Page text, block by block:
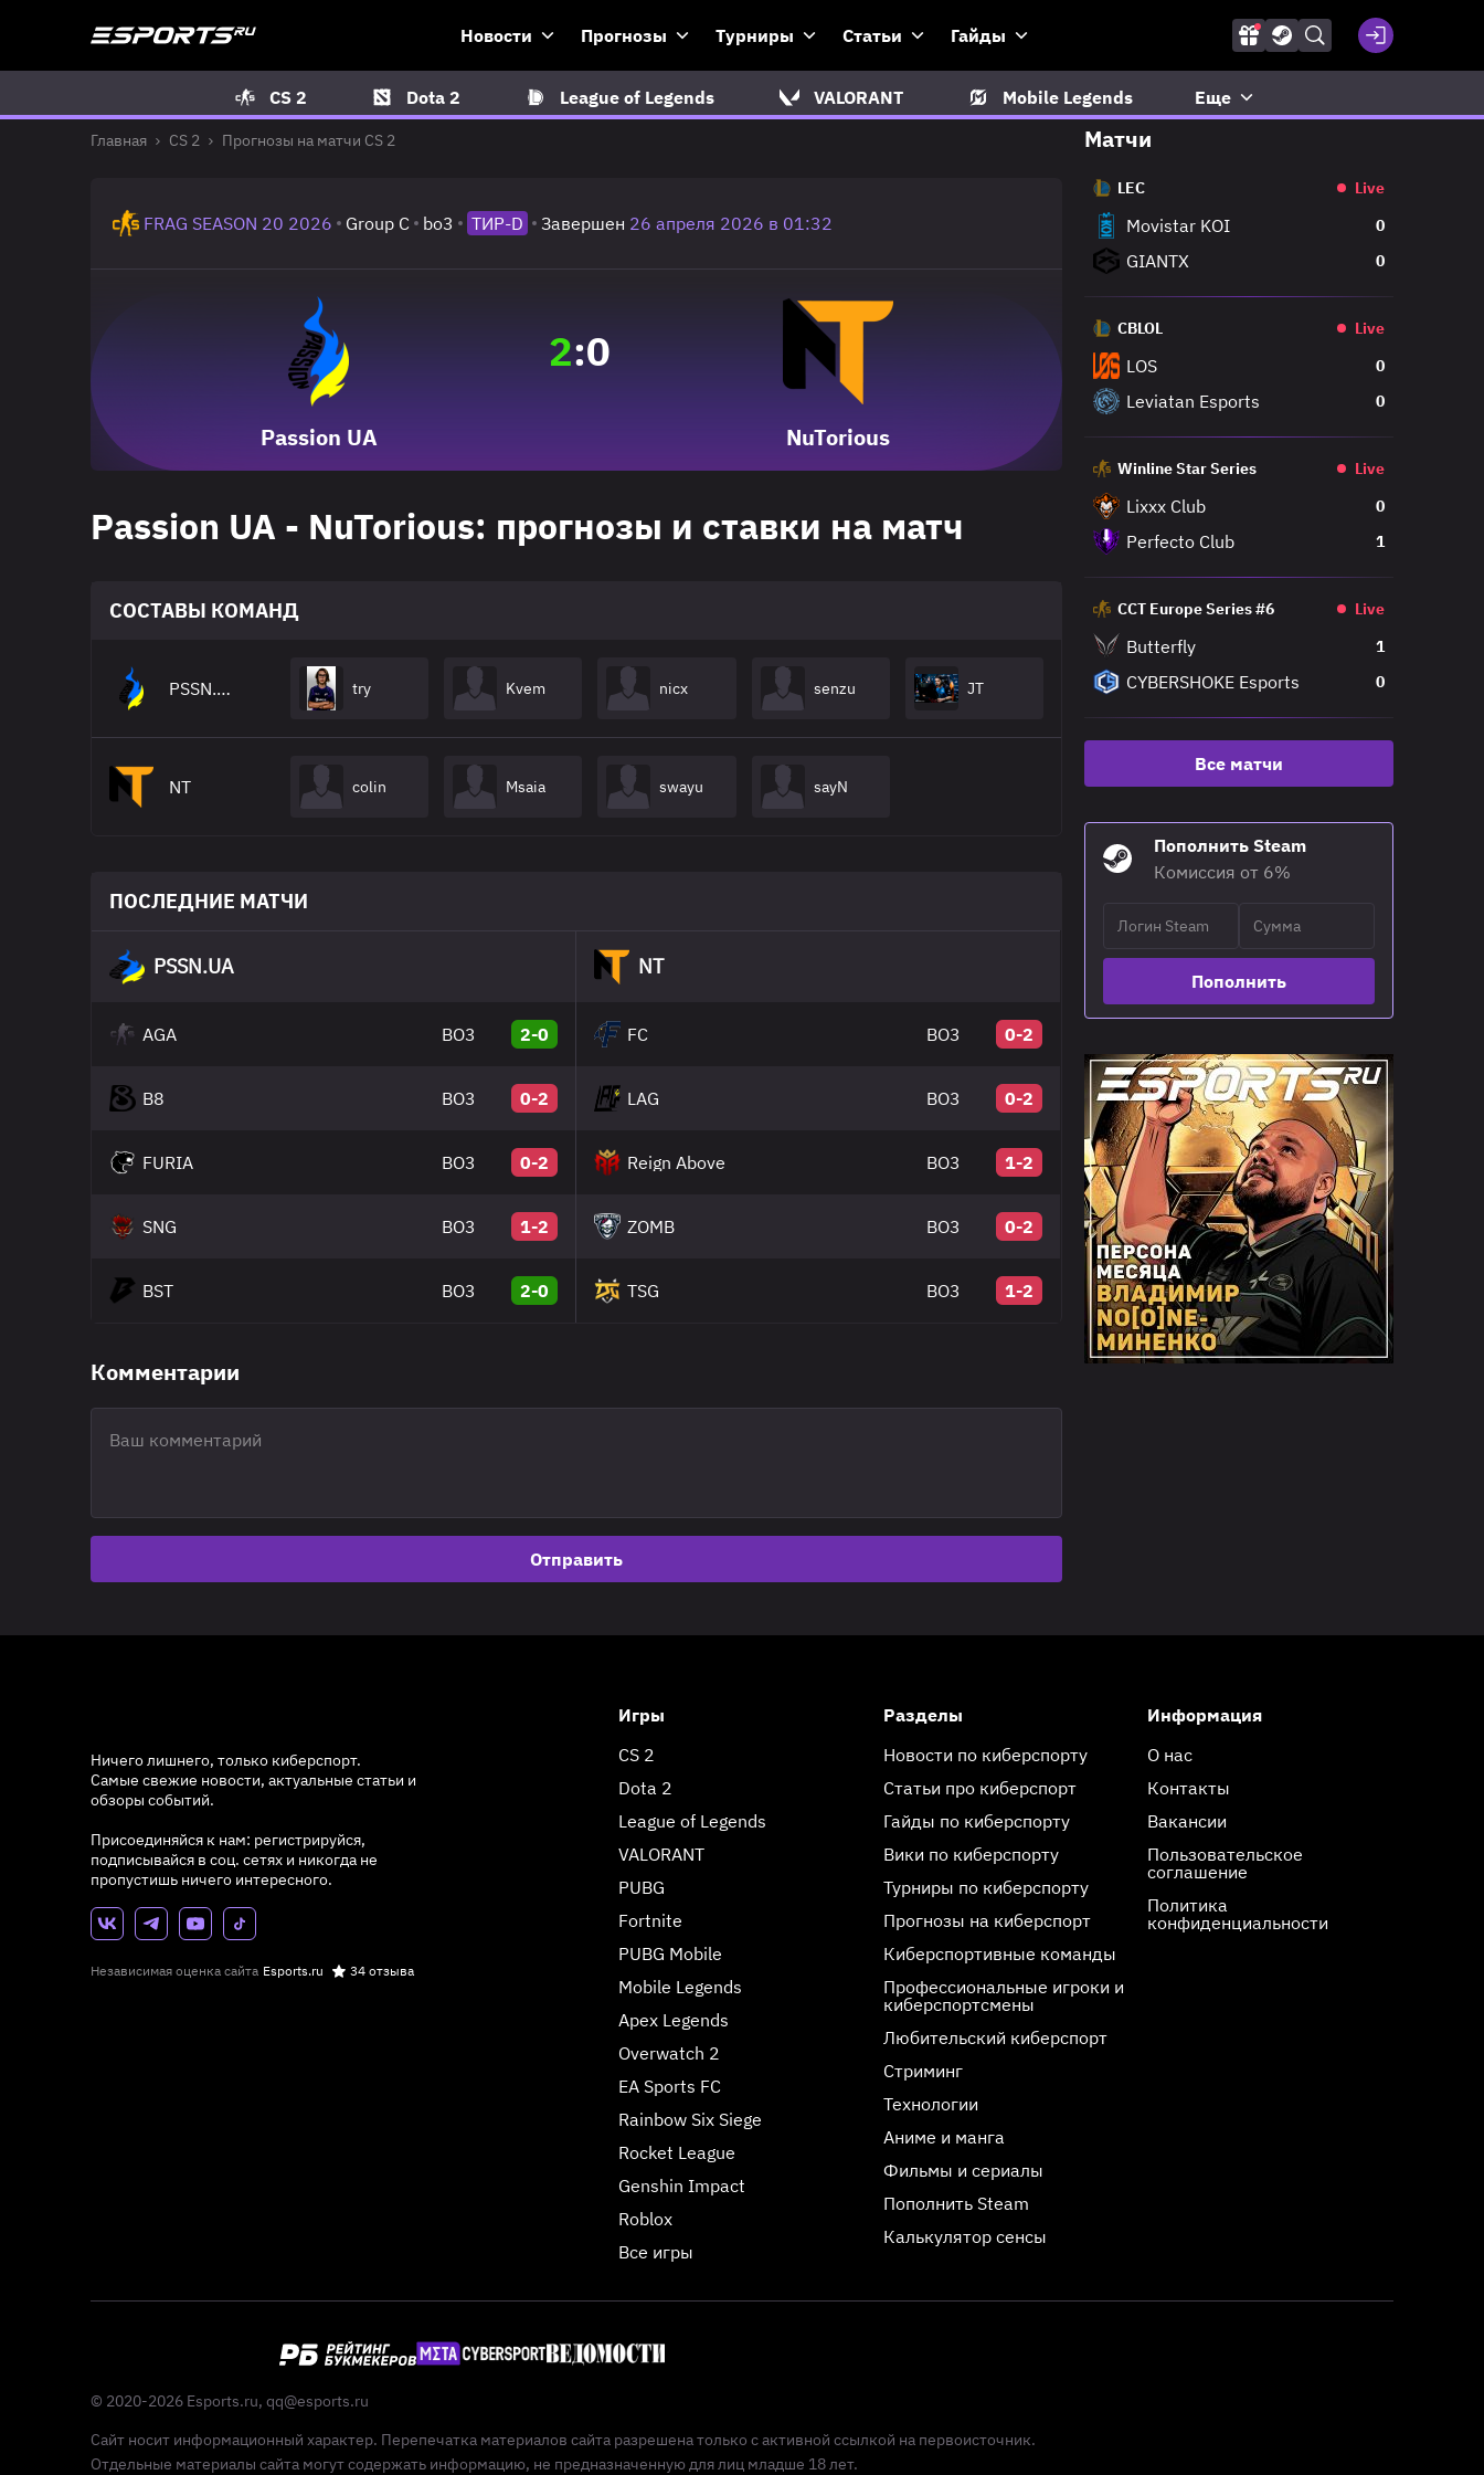
Новости Прогнозы Турниры Статьи Гайды
CS 2 Dota 2 League of Legends VALORANT Mobile Legends Еще
Главная CS 2 Прогнозы на матчи CS 2
FRAG SEASON 20 2026 Group C bo3 ТИР-D Завершен 26 апреля 2026 в 01:32
Passion UA
2:0
NuTorious
Passion UA - NuTorious: прогнозы и ставки на матч
СОСТАВЫ КОМАНД
PSSN.UA try Kvem nicx senzu JT
NT colin Msaia swayu sayN
ПОСЛЕДНИЕ МАТЧИ
PSSN.UA
AGA BO3 2-0
B8 BO3 0-2
FURIA BO3 0-2
SNG BO3 1-2
BST BO3 2-0
NT
FC BO3 0-2
LAG BO3 0-2
Reign Above BO3 1-2
ZOMB BO3 0-2
TSG BO3 1-2
Комментарии
Отправить
Матчи
LEC Live
Movistar KOI 0
GIANTX 0
CBLOL Live
LOS 0
Leviatan Esports 0
Winline Star Series Live
Lixxx Club 0
Perfecto Club 1
CCT Europe Series #6 Live
Butterfly 1
CYBERSHOKE Esports 0
Все матчи
Пополнить Steam
Комиссия от 6%
Пополнить
Ничего лишнего, только киберспорт.
Самые свежие новости, актуальные статьи и
обзоры событий.
Присоединяйся к нам: регистрируйся,
подписывайся в соц. сетях и никогда не
пропустишь ничего интересного.
Независимая оценка сайта Esports.ru 34 отзыва
Игры
CS 2
Dota 2
League of Legends
VALORANT
PUBG
Fortnite
PUBG Mobile
Mobile Legends
Apex Legends
Overwatch 2
EA Sports FC
Rainbow Six Siege
Rocket League
Genshin Impact
Roblox
Все игры
Разделы
Новости по киберспорту
Статьи про киберспорт
Гайды по киберспорту
Вики по киберспорту
Турниры по киберспорту
Прогнозы на киберспорт
Киберспортивные команды
Профессиональные игроки и
киберспортсмены
Любительский киберспорт
Стриминг
Технологии
Аниме и манга
Фильмы и сериалы
Пополнить Steam
Калькулятор сенсы
Информация
О нас
Контакты
Вакансии
Пользовательское
соглашение
Политика
конфиденциальности
© 2020-2026 Esports.ru, qq@esports.ru
Сайт носит информационный характер. Перепечатка материалов сайта разрешена только с активной ссылкой на первоисточник.
Отдельные материалы сайта могут содержать информацию, не предназначенную для лиц младше 18 лет.